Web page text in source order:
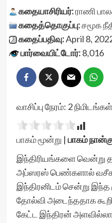
கதையாசிரியர்:ராணி
கதைத்தொகுப்பு:சமூக
கதைப்பதிவு:April 8,
பார்வையிட்டோர்:8,016
வாசிப்பு நேரம்: 2நிமிடங்கள்
பாகம் மூன்று | பாகம்
இந்திரியங்களை வென்று
அப்ஸரஸ் பெண்களால்
இந்திரனிடம் சென்று இந்த
தோல்வி அடைந்ததாக
கேட்ட இந்திரன்